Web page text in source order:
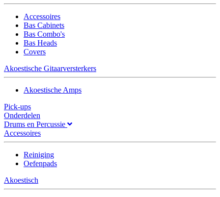
Accessoires
Bas Cabinets
Bas Combo's
Bas Heads
Covers
Akoestische Gitaarversterkers
Akoestische Amps
Pick-ups
Onderdelen
Drums en Percussie
Accessoires
Reiniging
Oefenpads
Akoestisch